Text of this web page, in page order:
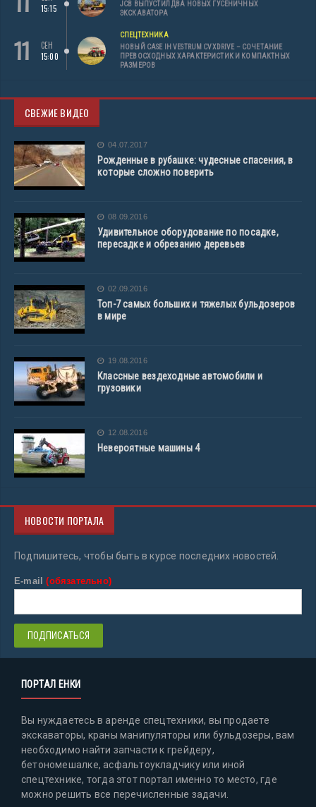
15:15
JCB ВЫПУСТИЛ ДВА НОВЫХ ГУСЕНИЧНЫХ
ЭКСКАВАТОРА
11
СЕН
15:00
СПЕЦТЕХНИКА
НОВЫЙ CASE IH VESTRUM CVXDRIVE – СОЧЕТАНИЕ
ПРЕВОСХОДНЫХ ХАРАКТЕРИСТИК И КОМПАКТНЫХ
РАЗМЕРОВ
СВЕЖИЕ ВИДЕО
04.07.2017
Рожденные в рубашке: чудесные спасения, в
которые сложно поверить
08.09.2016
Удивительное оборудование по посадке,
пересадке и обрезанию деревьев
02.09.2016
Топ-7 самых больших и тяжелых бульдозеров
в мире
19.08.2016
Классные вездеходные автомобили и
грузовики
12.08.2016
Невероятные машины 4
НОВОСТИ ПОРТАЛА
Подпишитесь, чтобы быть в курсе последних новостей.
E-mail(обязательно)
ПОРТАЛ ЕНКИ
Вы нуждаетесь в аренде спецтехники, вы продаете
экскаваторы, краны манипуляторы или бульдозеры, вам
необходимо найти запчасти к грейдеру,
бетономешалке, асфальтоукладчику или иной
спецтехнике, тогда этот портал именно то место, где
можно решить все перечисленные задачи.